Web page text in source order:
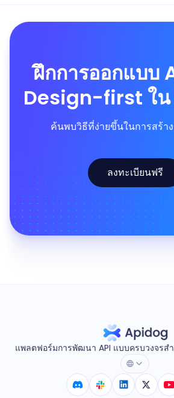
ฝึกการออกแบบ
Design-first ใ
ค้นพบวิธีที่ง่ายขึ้นในการสร้า
ลงทะเบียนฟรี
แพลตฟอร์มการพัฒนา API แบบครบวงจรส